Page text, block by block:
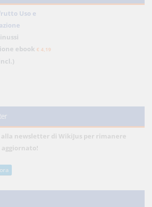
Uso e
ebook € 4,19
newsletter di WikiJus per rimanere
aggiornato!